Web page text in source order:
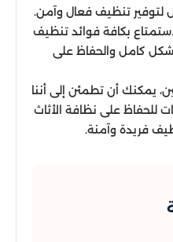
لتوفير تنظيف فعال وآمن.
بكافة فوائد تنظيف
بشكل كامل والحفاظ على
يمكنك أن تطمئن إلى أننا
للحفاظ على نظافة الأثاث
فريدة وآمنة.